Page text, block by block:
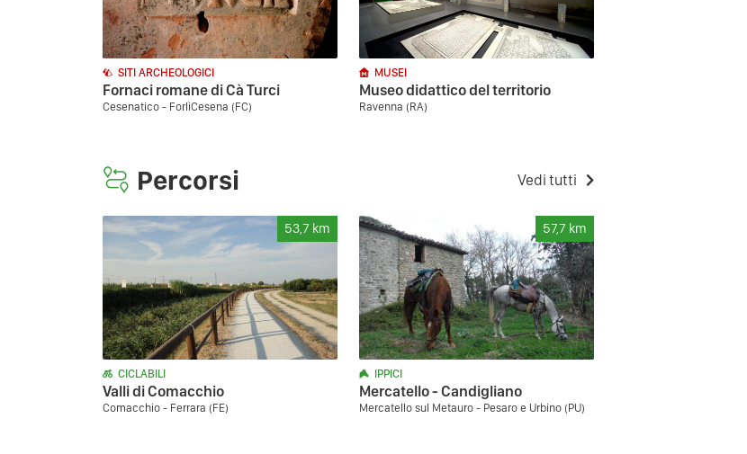
SITI ARCHEOLOGICI
Fornaci romane di Cà Turci
Cesenatico - ForlìCesena (FC)
MUSEI
Museo didattico del territorio
Ravenna (RA)
Percorsi Vedi tutti
53,7 km
CICLABILI
Valli di Comacchio
Comacchio - Ferrara (FE)
57,7 km
IPPICI
Mercatello - Candigliano
Mercatello sul Metauro - Pesaro e Urbino (PU)